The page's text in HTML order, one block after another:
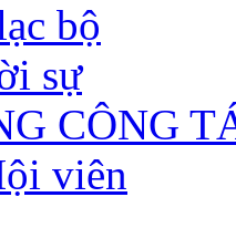
bộ
sự
CÔNG
viên